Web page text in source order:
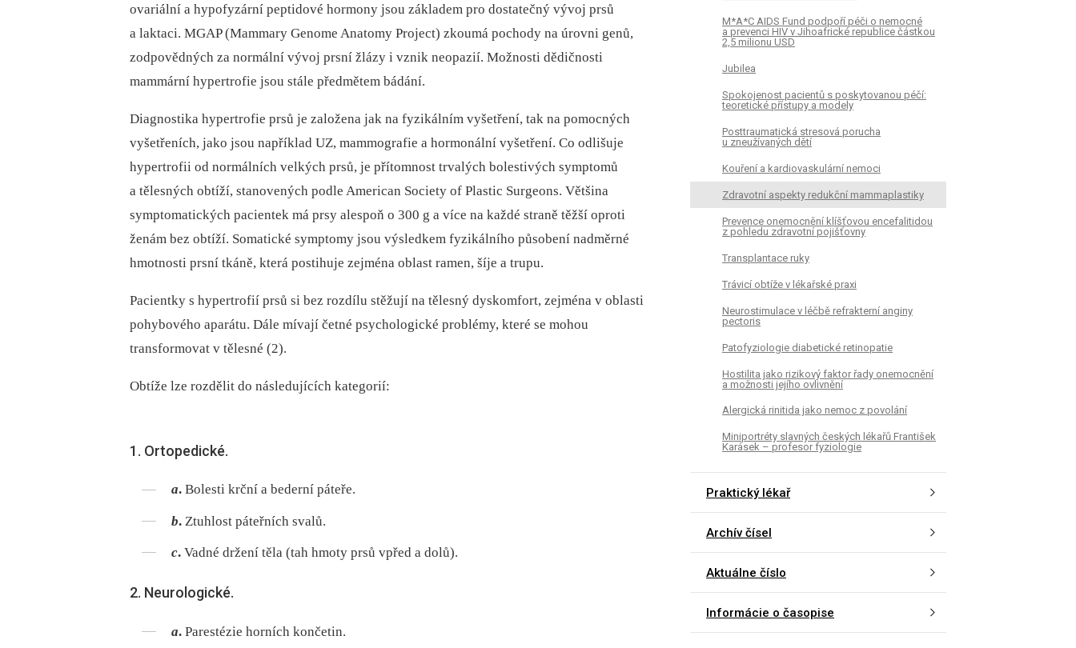
ovariální a hypofyzární peptidové hormony jsou základem pro dostatečný vývoj prsů
a laktaci. MGAP (Mammary Genome Anatomy Project) zkoumá pochody na úrovni genů,
zodpovědných za normální vývoj prsní žlázy i vznik neopazií. Možnosti dědičnosti
mammární hypertrofie jsou stále předmětem bádání.
Diagnostika hypertrofie prsů je založena jak na fyzikálním vyšetření, tak na pomocných
vyšetřeních, jako jsou například UZ, mammografie a hormonální vyšetření. Co odlišuje
hypertrofii od normálních velkých prsů, je přítomnost trvalých bolestivých symptomů
a tělesných obtíží, stanovených podle American Society of Plastic Surgeons. Většina
symptomatických pacientek má prsy alespoň o 300 g a více na každé straně těžší oproti
ženám bez obtíží. Somatické symptomy jsou výsledkem fyzikálního působení nadměrné
hmotnosti prsní tkáně, která postihuje zejména oblast ramen, šíje a trupu.
Pacientky s hypertrofií prsů si bez rozdílu stěžují na tělesný dyskomfort, zejména v oblasti
pohybového aparátu. Dále mívají četné psychologické problémy, které se mohou
transformovat v tělesné (2).
Obtíže lze rozdělit do následujících kategorií:
1. Ortopedické.
a. Bolesti krční a bederní páteře.
b. Ztuhlost páteřních svalů.
c. Vadné držení těla (tah hmoty prsů vpřed a dolů).
2. Neurologické.
a. Parestézie horních končetin.
M*A*C AIDS Fund podpoří péči o nemocné
a prevenci HIV v Jihoafrické republice částkou
2,5 milionu USD
Jubilea
Spokojenost pacientů s poskytovanou péčí:
teoretické přístupy a modely
Posttraumatická stresová porucha
u zneužívaných dětí
Kouření a kardiovaskulární nemoci
Zdravotní aspekty redukční mammaplastiky
Prevence onemocnění klíšťovou encefalitidou
z pohledu zdravotní pojišťovny
Transplantace ruky
Trávicí obtíže v lékařské praxi
Neurostimulace v léčbě refrakterní anginy
pectoris
Patofyziologie diabetické retinopatie
Hostilita jako rizikový faktor řady onemocnění
a možnosti jejího ovlivnění
Alergická rinitida jako nemoc z povolání
Miniportréty slavných českých lékařů František
Karásek – profesor fyziologie
Praktický lékař
Archív čísel
Aktuálne číslo
Informácie o časopise